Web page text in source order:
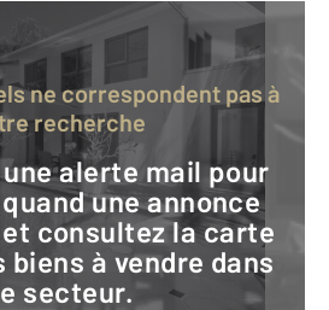
recherche
une annonce
consultez la carte
biens à vendre dans
secteur.